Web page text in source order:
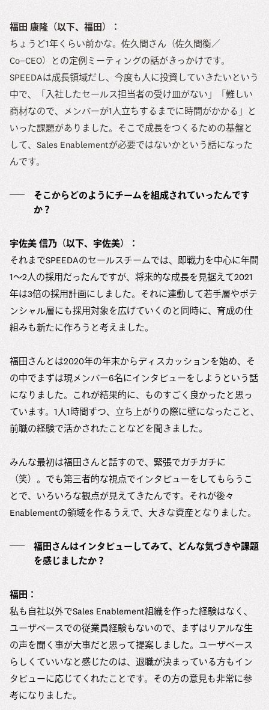
福田 康隆（以下、福田）：
ちょうど1年くらい前かな。佐久間さん（佐久間衡／
Co−CEO）との定例ミーティングの話がきっかけです。
SPEEDAは成長領域だし、今度も人に投資していきたいという
中で、「入社したセールス担当者の受け皿がない」「難しい
商材なので、メンバーが1人立ちするまでに時間がかかる」と
いった課題がありました。そこで成長をつくるための基盤と
して、Sales Enablementが必要ではないかという話になった
んです。
そこからどのようにチームを組成されていったんです
か？
宇佐美 信乃（以下、宇佐美）：
それまでSPEEDAのセールスチームでは、即戦力を中心に年間
1〜2人の採用だったんですが、将来的な成長を見据えて2021
年は3倍の採用計画にしました。それに連動して若手層やポテ
ンシャル層にも採用対象を広げていくのと同時に、育成の仕
組みも新たに作ろうと考えました。
福田さんとは2020年の年末からディスカッションを始め、そ
の中でまずは現メンバー6名にインタビューをしようという話
になりました。これが結果的に、ものすごく良かったと思っ
ています。1人1時間ずつ、立ち上がりの際に壁になったこと、
前職の経験で活かされたことなどを聞きました。
みんな最初は福田さんと話すので、緊張でガチガチに
（笑）。でも第三者的な視点でインタビューをしてもらうこ
とで、いろいろな観点が見えてきたんです。それが後々
Enablementの領域を作るうえで、大きな資産となりました。
福田さんはインタビューしてみて、どんな気づきや課題
を感じましたか？
福田：
私も自社以外でSales Enablement組織を作った経験はなく、
ユーザベースでの従業員経験もないので、まずはリアルな生
の声を聞く事が大事だと思って提案しました。ユーザベース
らしくていいなと感じたのは、退職が決まっている方もイン
タビューに応じてくれたことです。その方の意見も非常に参
考になりました。